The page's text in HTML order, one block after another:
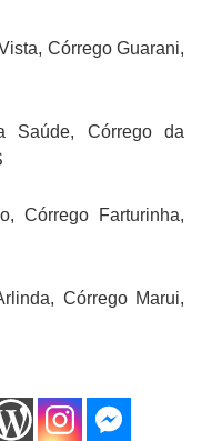
Córrego Guarani,
Saúde, Córrego da
Córrego Farturinha,
Córrego Marui,